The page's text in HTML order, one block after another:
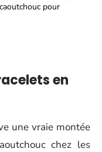
pour
en
une vraie montée
chez les